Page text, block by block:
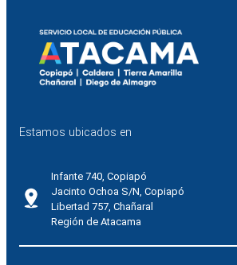
Estamos ubicados en
Infante 740, Copiapó
Jacinto Ochoa S/N, Copiapó
Libertad 757, Chañaral
Región de Atacama